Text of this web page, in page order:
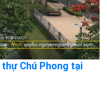
Chú Phong tại